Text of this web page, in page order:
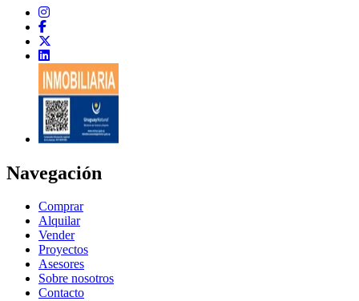
Navegación
Comprar
Alquilar
Vender
Proyectos
Asesores
Sobre nosotros
Contacto